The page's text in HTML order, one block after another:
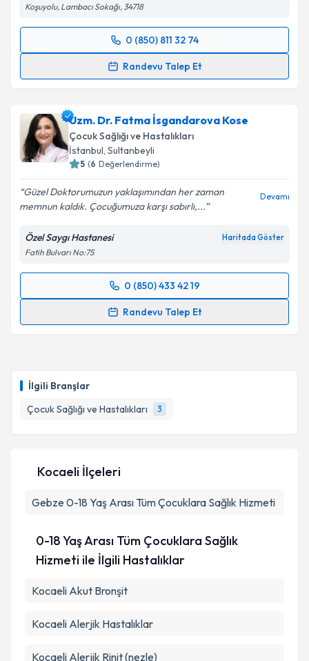
İlgili Branşlar
Çocuk Sağlığı ve Hastalıkları
3
Koşuyolu, Lambacı Sokağı, 34718
0 (850) 811 32 74
Randevu Talep Et
Randevu Takvimi Talebi
takvim hazırlandığında e-posta ile bilgilendireceğiz.
E-posta Adresiniz
Kişisel verilerimin işlenmesine ilişkin
kapsamda işlenmesini kabul ediyorum.
Takvim Talebini Gönder
Uzm. Dr. Fatma İsgandarova Kose
Çocuk Sağlığı ve Hastalıkları
İstanbul, Sultanbeyli
5 (6 Değerlendirme)
Güzel Doktorumuzun yaklaşımından her zaman
memnun kaldık. Çocuğumuza karşı sabırlı,...
Devamı
Özel Saygı Hastanesi Haritada Göster
Fatih Bulvarı No:75
0 (850) 433 42 19
Randevu Talep Et
Randevu Takvimi Talebi
bilgilendireceğiz.
E-posta Adresiniz
Kişisel verilerimin işlenmesine ilişkin
kapsamda işlenmesini kabul ediyorum.
Takvim Talebini Gönder
Kocaeli İlçeleri
Gebze 0-18 Yaş Arası Tüm Çocuklara Sağlık Hizmeti
0-18 Yaş Arası Tüm Çocuklara Sağlık
Hizmeti ile İlgili Hastalıklar
Kocaeli Akut Bronşit
Kocaeli Alerjik Hastalıklar
Kocaeli Alerjik Rinit (nezle)